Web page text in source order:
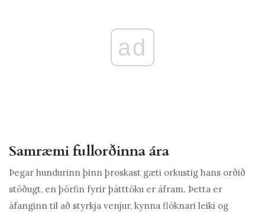
ad
Samræmi fullorðinna ára
Þegar hundurinn þinn þroskast gæti orkustig hans orðið
stöðugt, en þörfin fyrir þátttöku er áfram. Þetta er
áfanginn til að styrkja venjur, kynna flóknari leiki og